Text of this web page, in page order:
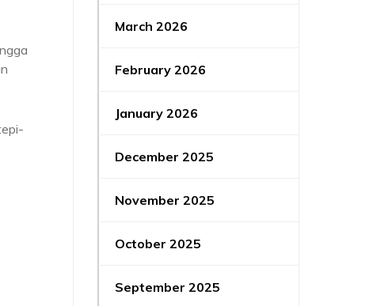
March 2026
February 2026
January 2026
December 2025
November 2025
October 2025
September 2025